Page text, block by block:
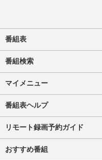
番組表
番組検索
マイメニュー
番組表ヘルプ
リモート録画予約ガイド
おすすめ番組